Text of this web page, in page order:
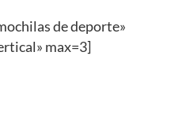
de deporte»
max=3]